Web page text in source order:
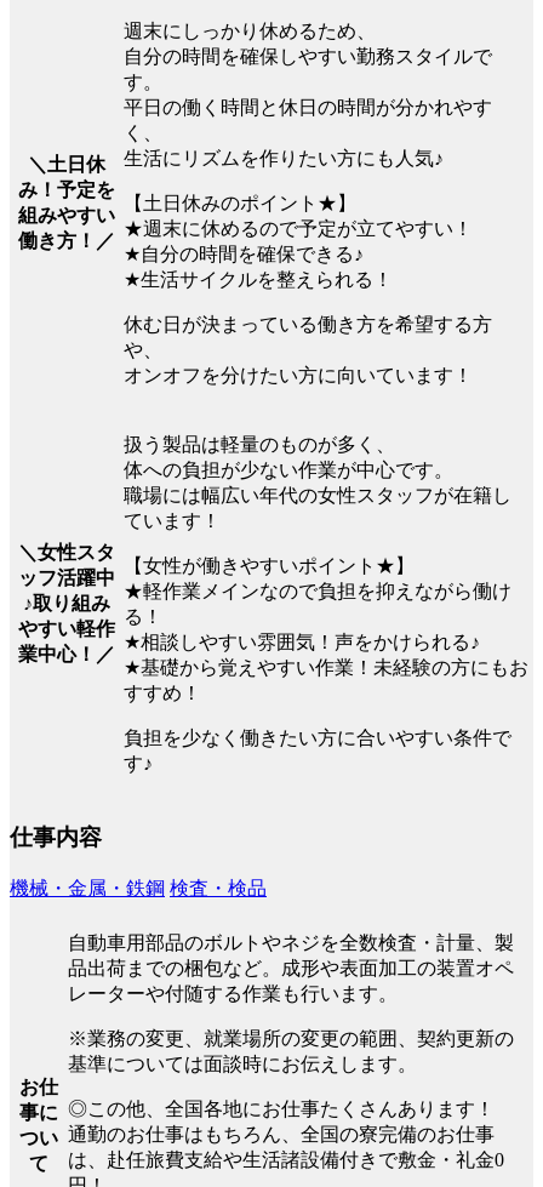
＼土日休
み！予定を
組みやすい
働き方！／
週末にしっかり休めるため、
自分の時間を確保しやすい勤務スタイルで
す。
平日の働く時間と休日の時間が分かれやす
く、
生活にリズムを作りたい方にも人気♪
【土日休みのポイント★】
★週末に休めるので予定が立てやすい！
★自分の時間を確保できる♪
★生活サイクルを整えられる！
休む日が決まっている働き方を希望する方
や、
オンオフを分けたい方に向いています！
＼女性スタ
ッフ活躍中
♪取り組み
やすい軽作
業中心！／
扱う製品は軽量のものが多く、
体への負担が少ない作業が中心です。
職場には幅広い年代の女性スタッフが在籍し
ています！
【女性が働きやすいポイント★】
★軽作業メインなので負担を抑えながら働け
る！
★相談しやすい雰囲気！声をかけられる♪
★基礎から覚えやすい作業！未経験の方にもお
すすめ！
負担を少なく働きたい方に合いやすい条件で
す♪
仕事内容
機械・金属・鉄鋼 検査・検品
お仕
事に
つい
て
自動車用部品のボルトやネジを全数検査・計量、製
品出荷までの梱包など。成形や表面加工の装置オペ
レーターや付随する作業も行います。
※業務の変更、就業場所の変更の範囲、契約更新の
基準については面談時にお伝えします。
◎この他、全国各地にお仕事たくさんあります！
通勤のお仕事はもちろん、全国の寮完備のお仕事
は、赴任旅費支給や生活諸設備付きで敷金・礼金0